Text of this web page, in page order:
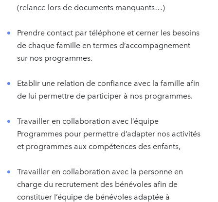
(relance lors de documents manquants…)
Prendre contact par téléphone et cerner les besoins
de chaque famille en termes d’accompagnement
sur nos programmes.
Etablir une relation de confiance avec la famille afin
de lui permettre de participer à nos programmes.
Travailler en collaboration avec l’équipe
Programmes pour permettre d’adapter nos activités
et programmes aux compétences des enfants,
Travailler en collaboration avec la personne en
charge du recrutement des bénévoles afin de
constituer l’équipe de bénévoles adaptée à